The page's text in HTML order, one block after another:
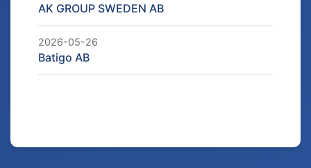
AK GROUP SWEDEN AB
2026-05-26
Batigo AB